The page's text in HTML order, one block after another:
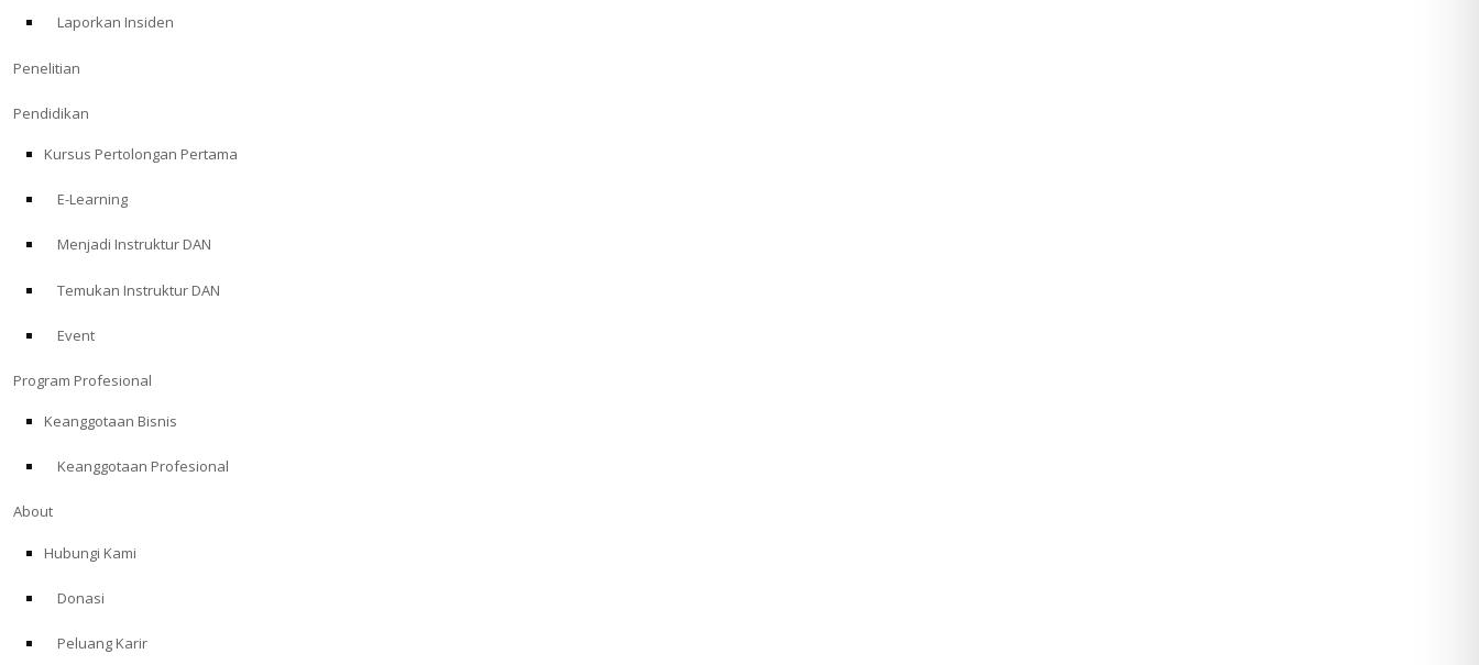
Laporkan Insiden
Penelitian
Pendidikan
Kursus Pertolongan Pertama
E-Learning
Menjadi Instruktur DAN
Temukan Instruktur DAN
Event
Program Profesional
Keanggotaan Bisnis
Keanggotaan Profesional
About
Hubungi Kami
Donasi
Peluang Karir